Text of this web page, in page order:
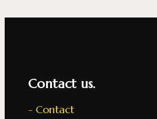
Contact us.
Contact